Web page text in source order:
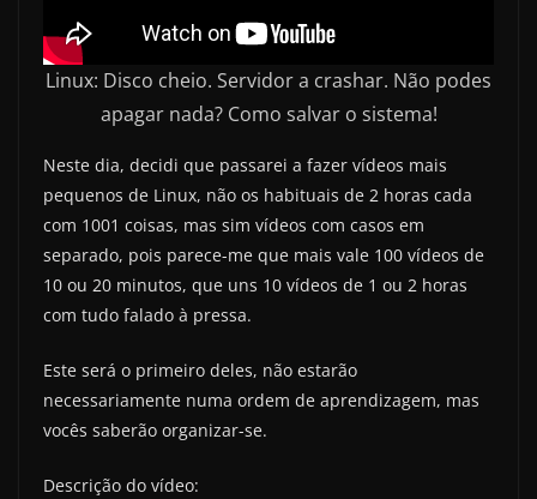
Linux: Disco cheio. Servidor a crashar. Não podes
apagar nada? Como salvar o sistema!
Neste dia, decidi que passarei a fazer vídeos mais
pequenos de Linux, não os habituais de 2 horas cada
com 1001 coisas, mas sim vídeos com casos em
separado, pois parece-me que mais vale 100 vídeos de
10 ou 20 minutos, que uns 10 vídeos de 1 ou 2 horas
com tudo falado à pressa.
Este será o primeiro deles, não estarão
necessariamente numa ordem de aprendizagem, mas
vocês saberão organizar-se.
Descrição do vídeo: